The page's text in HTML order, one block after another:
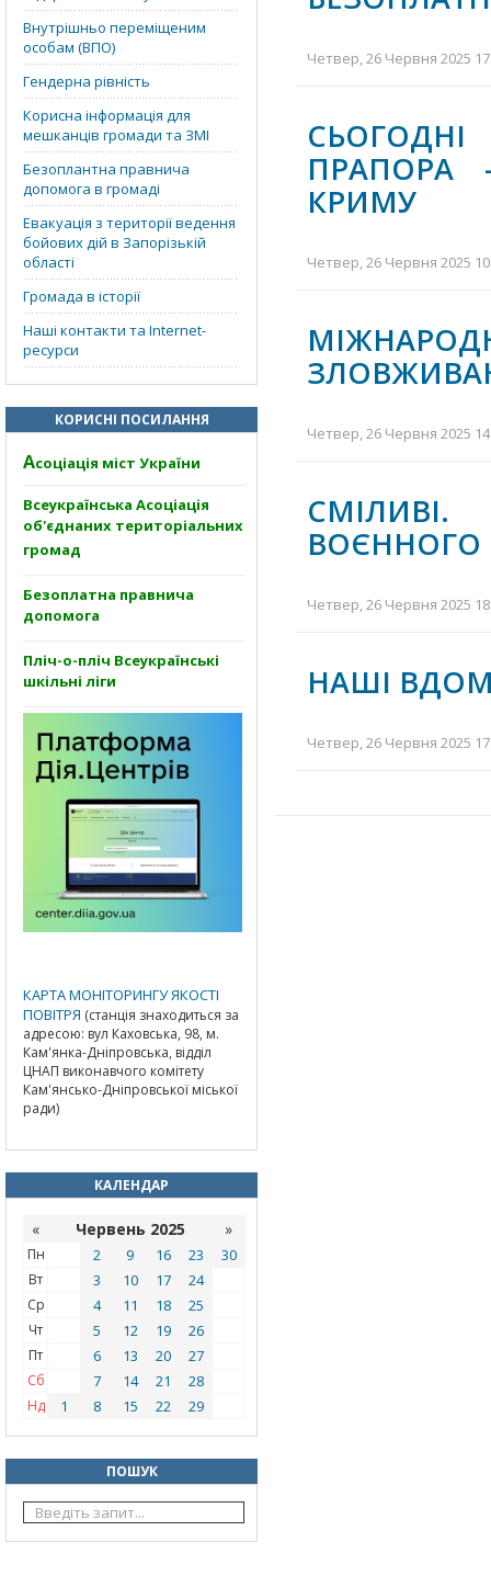
Внутрішньо переміщеним
особам (ВПО)
Гендерна рівність
Корисна інформація для
мешканців громади та ЗМІ
Безоплантна правнича
допомога в громаді
Евакуація з території ведення
бойових дій в Запорізькій
області
Громада в історії
Наші контакти та Internet-
ресурси
КОРИСНІ ПОСИЛАННЯ
Асоціація міст України
Всеукраїнська Асоціація
об'єднаних територіальних
громад
Безоплатна правнича
допомога
Пліч-о-пліч Всеукраїнські
шкільні ліги
КАРТА МОНІТОРИНГУ ЯКОСТІ
ПОВІТРЯ (станція знаходиться за
адресою: вул Каховська, 98, м.
Кам'янка-Дніпровська, відділ
ЦНАП виконавчого комітету
Кам'янсько-Дніпровської міської
ради)
КАЛЕНДАР
« Червень 2025 »
Пн 2 9 16 23 30
Вт 3 10 17 24
Ср 4 11 18 25
Чт 5 12 19 26
Пт 6 13 20 27
Сб 7 14 21 28
Нд 1 8 15 22 29
ПОШУК
Четвер, 26 Червня 2025
ПРАПОРА
КРИМУ
Четвер, 26 Червня 2025
Четвер, 26 Червня 2025
ВОЄННОГО
Четвер, 26 Червня 2025
НАШІ
Четвер, 26 Червня 2025